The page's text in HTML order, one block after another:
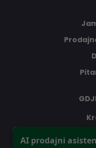
AI prodajni